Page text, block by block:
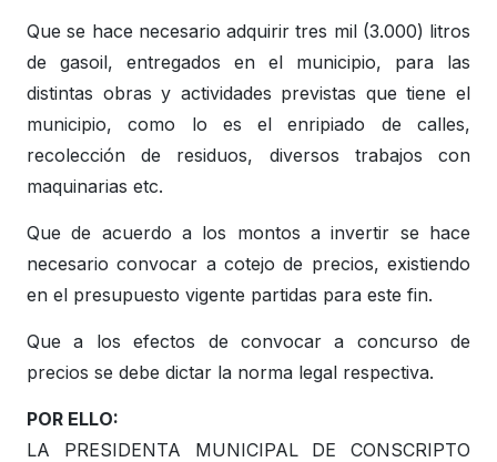
Que se hace necesario adquirir tres mil (3.000) litros
de gasoil, entregados en el municipio, para las
distintas obras y actividades previstas que tiene el
municipio, como lo es el enripiado de calles,
recolección de residuos, diversos trabajos con
maquinarias etc.
Que de acuerdo a los montos a invertir se hace
necesario convocar a cotejo de precios, existiendo
en el presupuesto vigente partidas para este fin.
Que a los efectos de convocar a concurso de
precios se debe dictar la norma legal respectiva.
POR ELLO:
LA PRESIDENTA MUNICIPAL DE CONSCRIPTO